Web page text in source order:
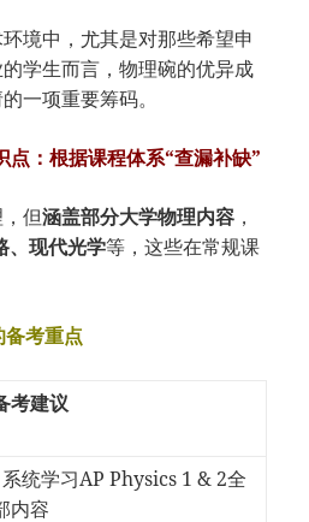
境中，尤其是对那些希望申
学生而言，物理碗的优异成
一项重要筹码。
点：根据课程体系“查漏补缺”
但涵盖部分大学物理内容 ，
、现代光学等，这些在常规课
考重点
考建议
统学习AP Physics 1 & 2全
内容